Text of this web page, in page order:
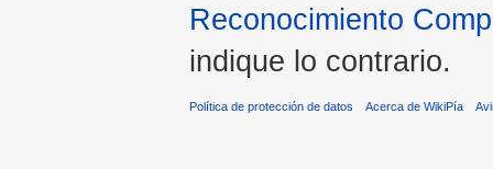
Reconocimiento
indique lo contrario.
Política de protección de datos Acerca de WikiPía